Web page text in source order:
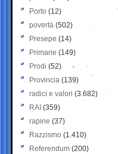
Porto (12)
povertà (502)
Presepe (14)
Primarie (149)
Prodi (52)
Provincia (139)
radici e valori (3.682)
RAI (359)
rapine (37)
Razzismo (1.410)
Referendum (200)